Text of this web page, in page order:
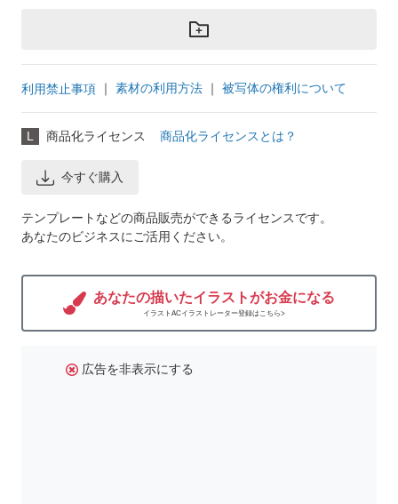
利用禁止事項 ｜ 素材の利用方法 ｜ 被写体の権利について
L 商品化ライセンス 商品化ライセンスとは？
今すぐ購入
テンプレートなどの商品販売ができるライセンスです。
あなたのビジネスにご活用ください。
あなたの描いたイラストがお金になる
イラストACイラストレーター登録はこちら>
広告を非表示にする